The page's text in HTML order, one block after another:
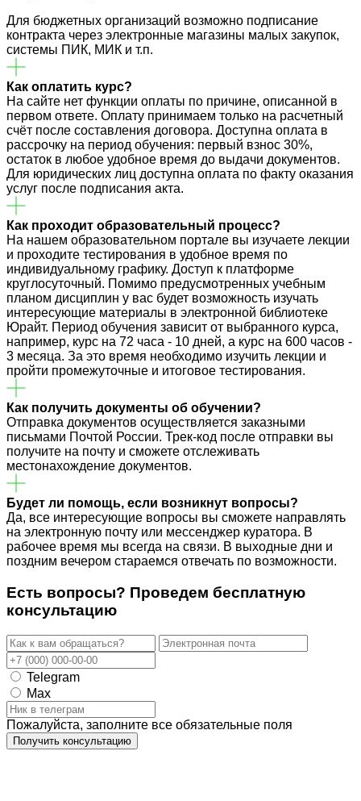
Для бюджетных организаций возможно подписание
контракта через электронные магазины малых закупок,
системы ПИК, МИК и т.п.
Как оплатить курс?
На сайте нет функции оплаты по причине, описанной в
первом ответе. Оплату принимаем только на расчетный
счёт после составления договора. Доступна оплата в
рассрочку на период обучения: первый взнос 30%,
остаток в любое удобное время до выдачи документов.
Для юридических лиц доступна оплата по факту оказания
услуг после подписания акта.
Как проходит образовательный процесс?
На нашем образовательном портале вы изучаете лекции
и проходите тестирования в удобное время по
индивидуальному графику. Доступ к платформе
круглосуточный. Помимо предусмотренных учебным
планом дисциплин у вас будет возможность изучать
интересующие материалы в электронной библиотеке
Юрайт. Период обучения зависит от выбранного курса,
например, курс на 72 часа - 10 дней, а курс на 600 часов -
3 месяца. За это время необходимо изучить лекции и
пройти промежуточные и итоговое тестирования.
Как получить документы об обучении?
Отправка документов осуществляется заказными
письмами Почтой России. Трек-код после отправки вы
получите на почту и сможете отслеживать
местонахождение документов.
Будет ли помощь, если возникнут вопросы?
Да, все интересующие вопросы вы сможете направлять
на электронную почту или мессенджер куратора. В
рабочее время мы всегда на связи. В выходные дни и
поздним вечером стараемся отвечать по возможности.
Есть вопросы? Проведем бесплатную
консультацию
Telegram
Max
Пожалуйста, заполните все обязательные поля
Получить консультацию